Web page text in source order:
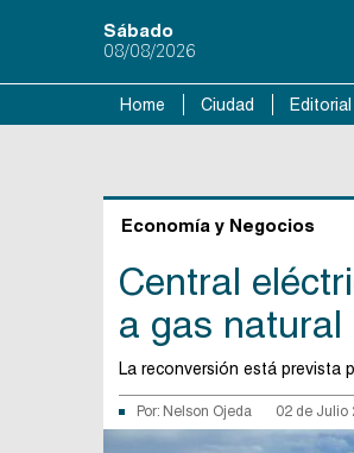
Sábado
08/08/2026
Home Ciudad Editorial
Economía y Negocios
Central
a gas natural
La reconversión está prevista
Por: Nelson Ojeda 02 de Julio